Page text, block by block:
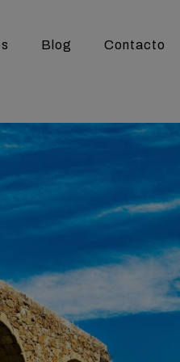
Blog Contacto